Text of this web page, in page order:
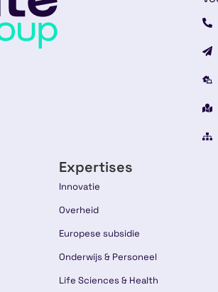
Expertises
Innovatie
Overheid
Europese subsidie
Onderwijs & Personeel
Life Sciences & Health